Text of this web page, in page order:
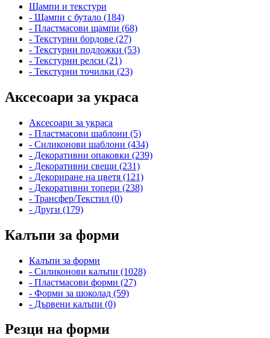
Щампи и текстури
- Щампи с бутало (184)
- Пластмасови щампи (68)
- Текстурни бордове (27)
- Текстурни подложки (53)
- Текстурни релси (21)
- Текстурни точилки (23)
Аксесоари за украса
Аксесоари за украса
- Пластмасови шаблони (5)
- Силиконови шаблони (434)
- Декоративни опаковки (239)
- Декоративни свещи (231)
- Декориране на цветя (121)
- Декоративни топери (238)
- Трансфер/Текстил (0)
- Други (179)
Калъпи за форми
Калъпи за форми
- Силиконови калъпи (1028)
- Пластмасови форми (27)
- Форми за шоколад (59)
- Дървени калъпи (0)
Резци на форми